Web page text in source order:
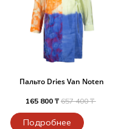
Пальто Dries Van Noten
165 800 ₸ 657 400 ₸
Подробнее